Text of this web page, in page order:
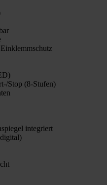
Stop (8-Stufen)
integriert